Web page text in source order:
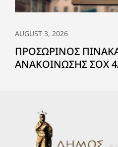
AUGUST 3, 2026
ΠΡΟΣΩΡΙΝΟΣ
ΑΝΑΚΟΙΝΩΣΗΣ ΣΟΧ